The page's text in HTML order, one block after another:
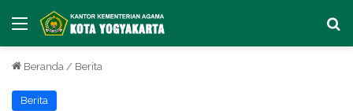
Menu
Beranda / Berita
Berita